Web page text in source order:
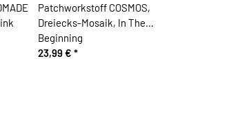
Patchworkstoff COSMOS,
Dreiecks-Mosaik, In The
Beginning
23,99 € *